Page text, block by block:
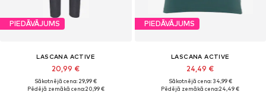
PIEDĀVĀJUMS
LASCANA ACTIVE
20,99 €
Sākotnējā cena: 29,99 €
Pēdējā zemākā cena:20,99 €
PIEDĀVĀJUMS
LASCANA ACTIVE
24,49 €
Sākotnējā cena: 34,99 €
Pēdējā zemākā cena:24,49 €